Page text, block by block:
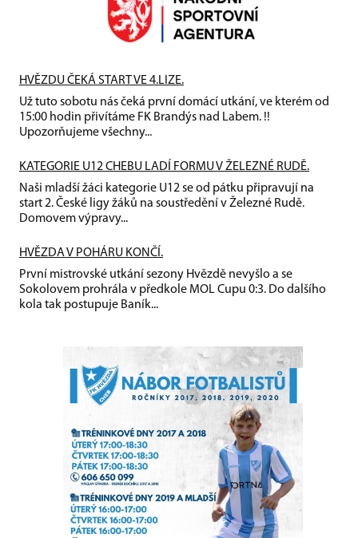
HVĚZDU ČEKÁ START VE 4.LIZE.
Už tuto sobotu nás čeká první domácí utkání, ve kterém od
15:00 hodin přivítáme FK Brandýs nad Labem. !!
Upozorňujeme všechny...
KATEGORIE U12 CHEBU LADÍ FORMU V ŽELEZNÉ RUDĚ.
Naši mladší žáci kategorie U12 se od pátku připravují na
start 2. České ligy žáků na soustředění v Železné Rudě.
Domovem výpravy...
HVĚZDA V POHÁRU KONČÍ.
První mistrovské utkání sezony Hvězdě nevyšlo a se
Sokolovem prohrála v předkole MOL Cupu 0:3. Do dalšího
kola tak postupuje Baník...